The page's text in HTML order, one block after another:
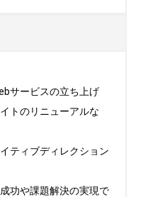
サービスの立ち上げ
トのリニューアルな
ティブディレクション
功や課題解決の実現で